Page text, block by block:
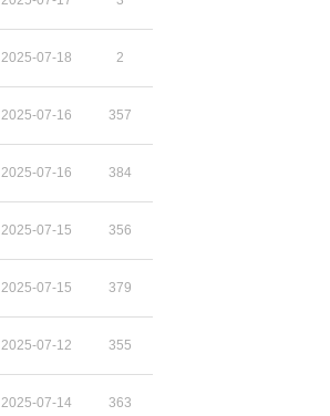
2025-07-18 2
2025-07-16 357
2025-07-16 384
2025-07-15 356
2025-07-15 379
2025-07-12 355
2025-07-14 363